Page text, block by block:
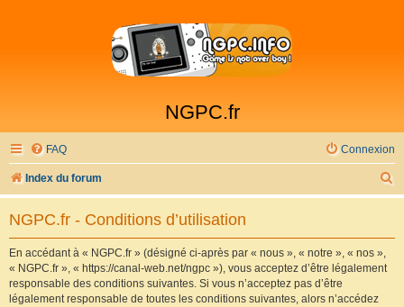
NGPC.fr
FAQ Connexion
Index du forum
e
NGPC.fr - Conditions d’utilisation
En accédant à « NGPC.fr » (désigné ci-après par « nous », « notre », « nos »,
« NGPC.fr », « https://canal-web.net/ngpc »), vous acceptez d’être légalement
responsable des conditions suivantes. Si vous n’acceptez pas d’être
légalement responsable de toutes les conditions suivantes, alors n’accédez